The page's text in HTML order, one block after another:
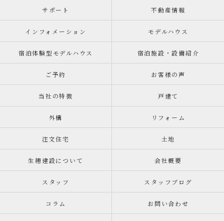
サポート 不動産情報
インフォメーション モデルハウス
宿泊体験型モデルハウス 宿泊施設・設備紹介
ご予約 お客様の声
当社の特徴 戸建て
外構 リフォーム
注文住宅 土地
生穂建設について 会社概要
スタッフ スタッフブログ
コラム お問い合わせ